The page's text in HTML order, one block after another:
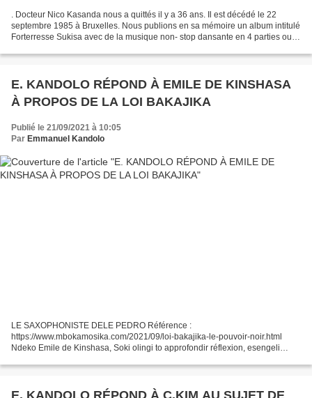
. Docteur Nico Kasanda nous a quittés il y a 36 ans. Il est décédé le 22
septembre 1985 à Bruxelles. Nous publions en sa mémoire un album intitulé
Forterresse Sukisa avec de la musique non- stop dansante en 4 parties ou
E. KANDOLO RÉPOND À EMILE DE KINSHASA
À PROPOS DE LA LOI BAKAJIKA
Publié le 21/09/2021 à 10:05
Par Emmanuel Kandolo
LE SAXOPHONISTE DELE PEDRO Référence :
https://www.mbokamosika.com/2021/09/loi-bakajika-le-pouvoir-noir.html
Ndeko Emile de Kinshasa, Soki olingi to approfondir réflexion, esengeli
E. KANDOLO RÉPOND À C.KIM AU SUJET DE